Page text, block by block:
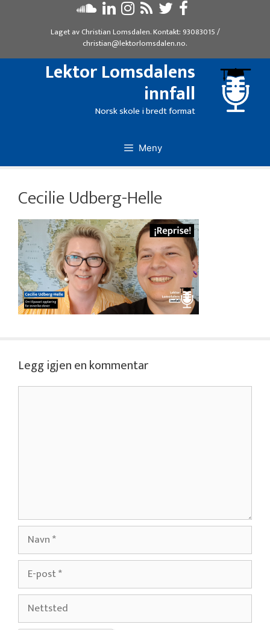
Laget avChristian Lomsdalen. Kontakt: 93083015/
christian@lektorlomsdalen.no.
Lektor Lomsdalens
innfall
Norsk skole i bredt format
Meny
Cecilie Udberg-Helle
Legg igjen en kommentar
Navn
post
Nettsted